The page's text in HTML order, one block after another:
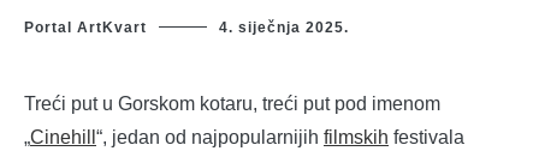
Portal ArtKvart 4. siječnja 2025.
Treći put u Gorskom kotaru, treći put pod imenom
„Cinehill “, jedan od najpopularnijih filmskih festivala